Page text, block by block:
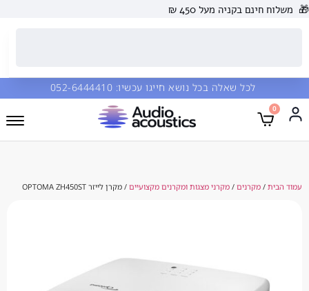
בקניה מעל 450 ₪
שאלה בכל נושא חייגו עכשיו: 052-6444410
/מקרני מצגות ומקרנים מקצועיים/ מקרן לייזר OPTOMA ZH450ST